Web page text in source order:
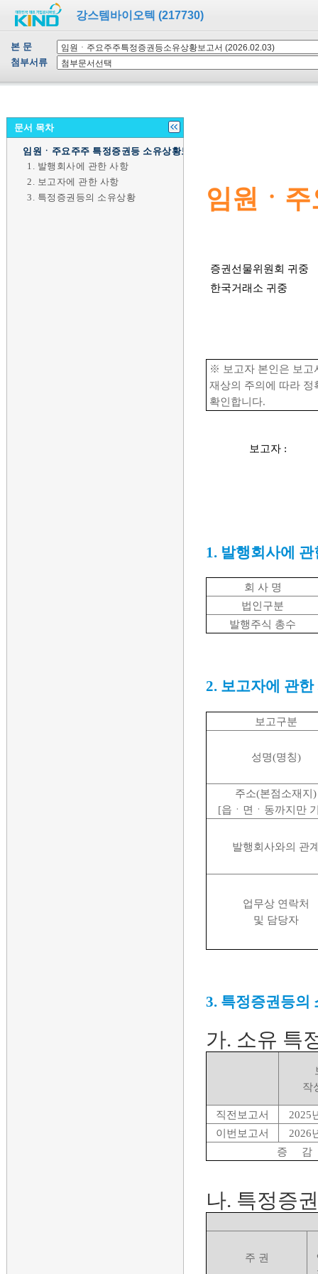
강스템바이오텍 (217730)
본 문
첨부서류
문서 목차